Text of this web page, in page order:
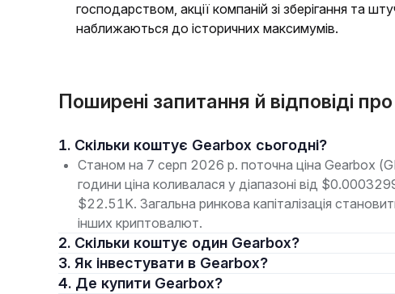
господарством, акції компаній зі зберігання та
наближаються до історичних максимумів.
Поширені запитання й відповіді
1. Скільки коштує Gearbox сьогодні?
Станом на 7 серп 2026 р. поточна ціна Gearbox
години ціна коливалася у діапазоні від
$22.51K. Загальна ринкова капіталізація
інших криптовалют.
2. Скільки коштує один Gearbox?
3. Як інвестувати в Gearbox?
4. Де купити Gearbox?